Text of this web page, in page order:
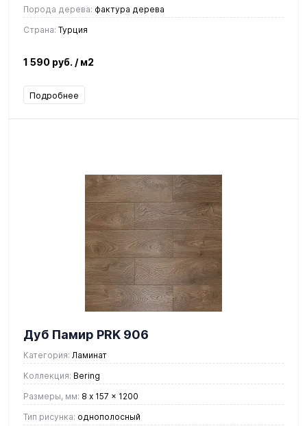
Порода дерева: фактура дерева
Страна: Турция
1 590 руб. / м2
Подробнее
Дуб Памир PRK 906
Категория: Ламинат
Коллекция: Bering
Размеры, мм: 8 x 157 x 1200
Тип рисунка: однополосный